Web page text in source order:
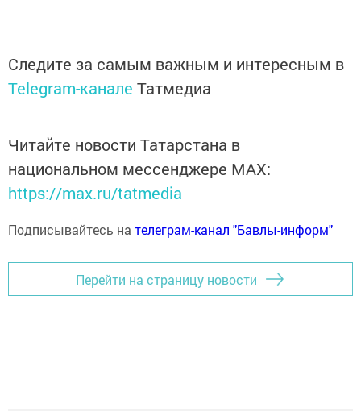
Следите за самым важным и интересным в
Telegram-канале Татмедиа
Читайте новости Татарстана в
национальном мессенджере MАХ:
https://max.ru/tatmedia
Подписывайтесь на телеграм-канал "Бавлы-информ"
Перейти на страницу новости